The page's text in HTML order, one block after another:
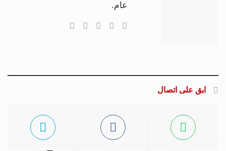
عام.
ابق على اتصال